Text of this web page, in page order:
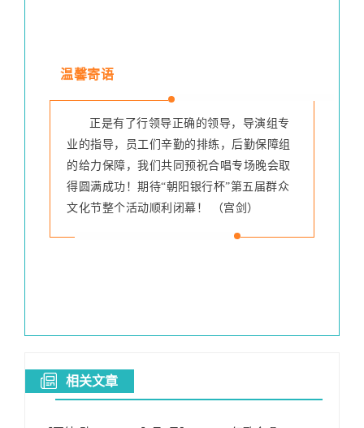
温馨寄语
正是有了行领导正确的领导，导演组专
业的指导，员工们辛勤的排练，后勤保障组
的给力保障，我们共同预祝合唱专场晚会取
得圆满成功！期待“朝阳银行杯”第五届群众
文化节整个活动顺利闭幕！
（宫剑）
相关文章